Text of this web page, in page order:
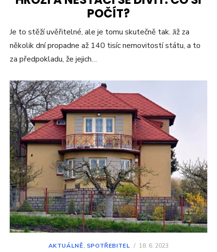
POČÍT?
Je to stěží uvěřitelné, ale je tomu skutečně tak. Již za
několik dní propadne až 140 tisíc nemovitostí státu, a to
za předpokladu, že jejich…
AKTUÁLNĚ, SPOTŘEBITEL / 18. 6. 2023